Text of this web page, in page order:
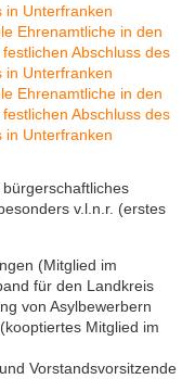
v.l.n.r. (erstes
(Mitglied im
für den Landkreis
von Asylbewerbern
Mitglied im
Vorstandsvorsitzende